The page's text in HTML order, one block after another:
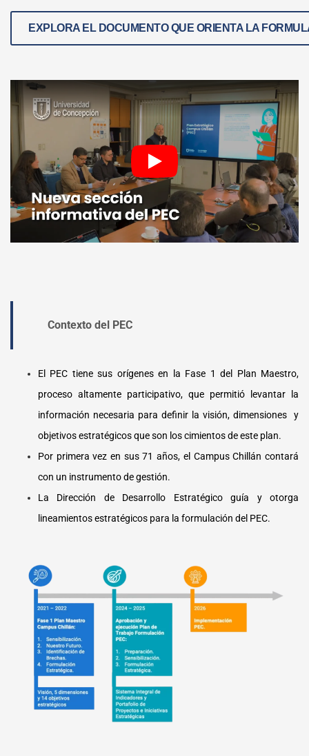
EXPLORA EL DOCUMENTO QUE ORIENTA LA
Contexto del PEC
El PEC tiene sus orígenes en la Fase 1 del Plan Maestro,
proceso altamente participativo, que permitió levantar la
información necesaria para definir la visión, dimensiones y
objetivos estratégicos que son los cimientos de este plan.
Por primera vez en sus 71 años, el Campus Chillán contará
con un instrumento de gestión.
La Dirección de Desarrollo Estratégico guía y otorga
lineamientos estratégicos para la formulación del PEC.